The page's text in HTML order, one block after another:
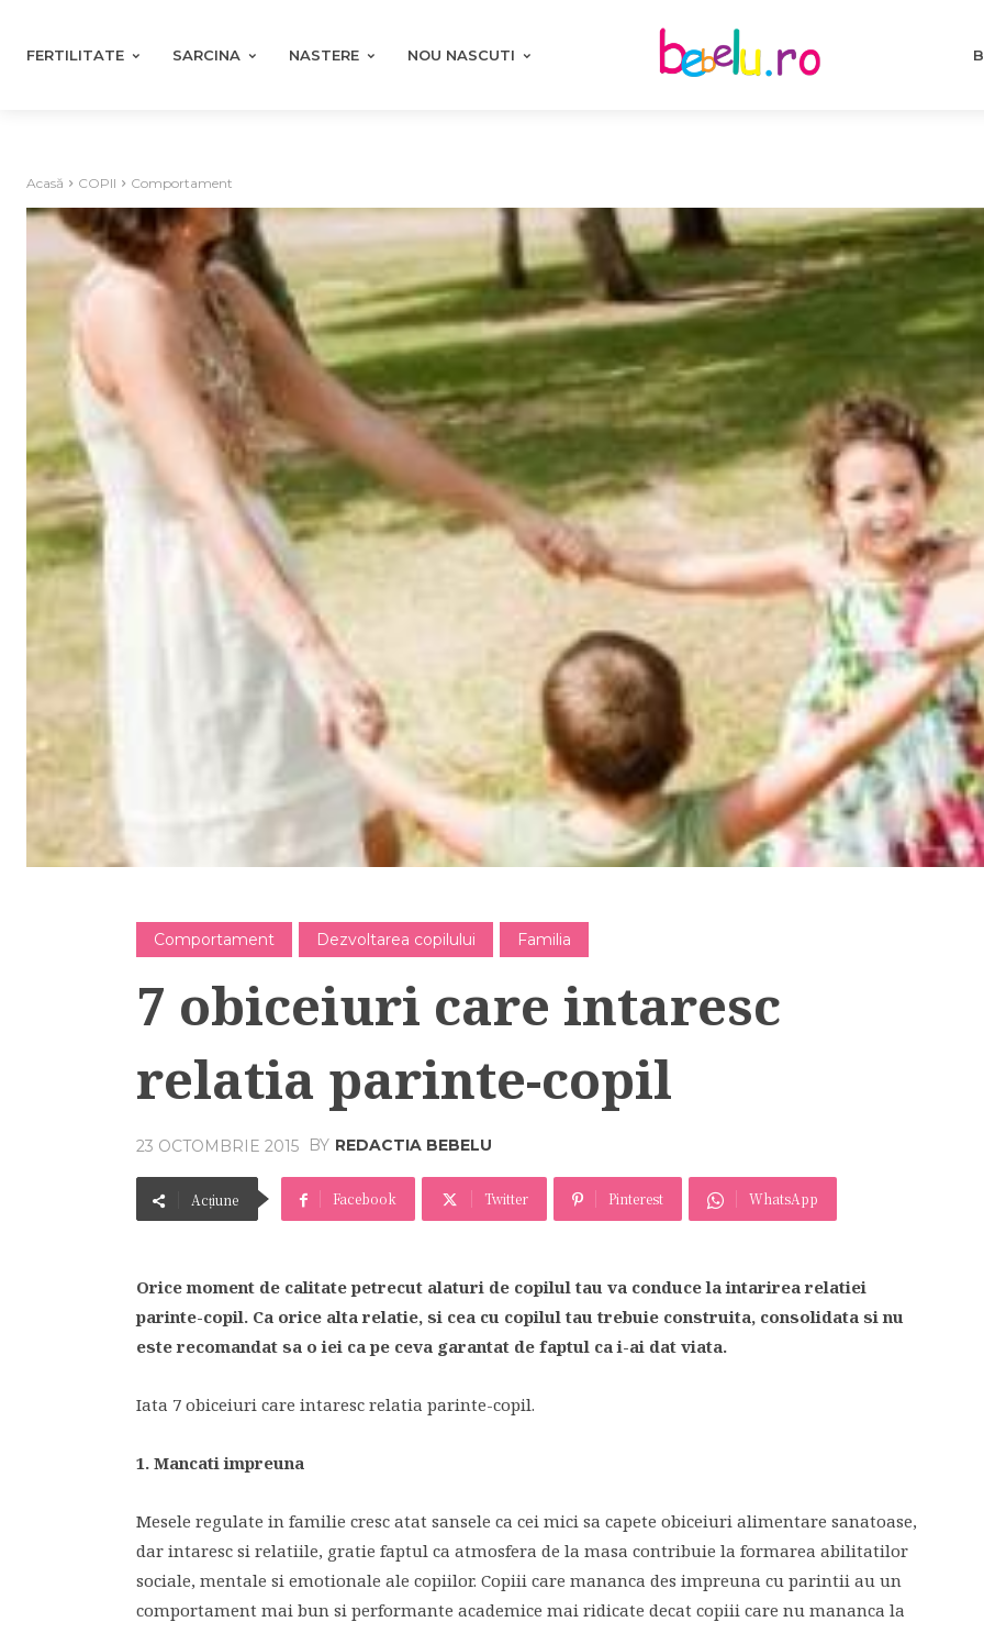
FERTILITATE SARCINA NASTERE NOU NASCUTI
Acasă COPII Comportament
Comportament Dezvoltarea copilului Familia
7 obiceiuri care intaresc
relatia parinte-copil
23 OCTOMBRIE 2015 BY REDACTIA BEBELU
Acțiune Facebook Twitter Pinterest WhatsApp
Orice moment de calitate petrecut alaturi de copilul tau va conduce la intarirea relatiei
parinte-copil. Ca orice alta relatie, si cea cu copilul tau trebuie construita, consolidata si nu
este recomandat sa o iei ca pe ceva garantat de faptul ca i-ai dat viata.
Iata 7 obiceiuri care intaresc relatia parinte-copil.
1. Mancati impreuna
Mesele regulate in familie cresc atat sansele ca cei mici sa capete obiceiuri alimentare sanatoase,
dar intaresc si relatiile, gratie faptul ca atmosfera de la masa contribuie la formarea abilitatilor
sociale, mentale si emotionale ale copiilor. Copiii care mananca des impreuna cu parintii au un
comportament mai bun si performante academice mai ridicate decat copiii care nu mananca la